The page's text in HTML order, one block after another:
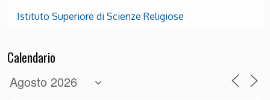
Istituto Superiore di Scienze Religiose
Calendario